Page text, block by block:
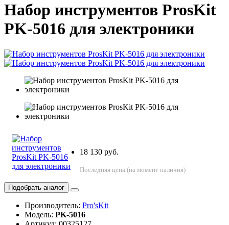
Набор инструментов ProsKit
PK-5016 для электроники
18 130 руб.
Последняя цена (на момент наличия)
Подобрать аналог
Производитель: Pro'sKit
Модель: PK-5016